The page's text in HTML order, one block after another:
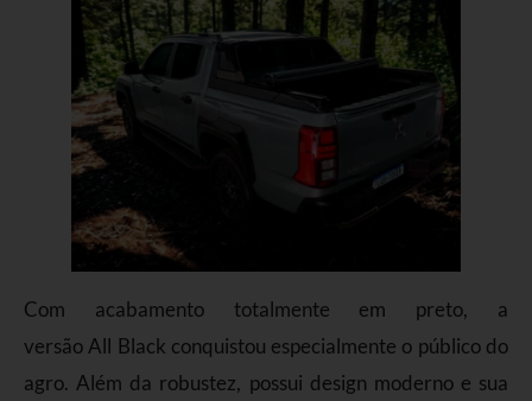
Com acabamento totalmente em preto, a
versão All Black conquistou especialmente o público do
agro. Além da robustez, possui design moderno e sua